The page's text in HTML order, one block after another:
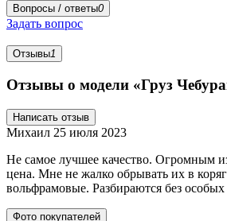
Вопросы / ответы0
Задать вопрос
Отзывы1
Отзывы о модели «Груз
Написать отзыв
Михаил 25 июля 2023
Не самое лучшее качество. Огромным
цена. Мне не жалко обрывать их в
вольфрамовые. Разбираются без
Фото покупателей